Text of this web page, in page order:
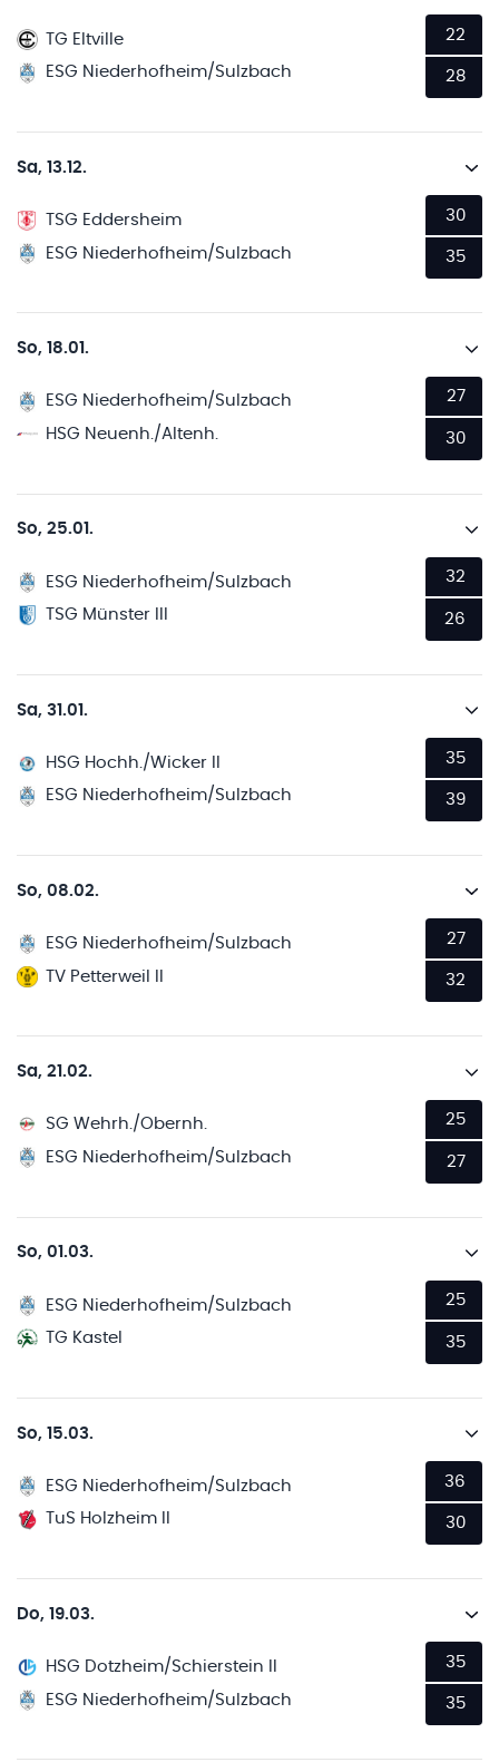
TG Eltville
ESG Niederhofheim/Sulzbach
22
28
Sa, 13.12.
TSG Eddersheim
ESG Niederhofheim/Sulzbach
30
35
So, 18.01.
ESG Niederhofheim/Sulzbach
HSG Neuenh./Altenh.
27
30
So, 25.01.
ESG Niederhofheim/Sulzbach
TSG Münster III
32
26
Sa, 31.01.
HSG Hochh./Wicker II
ESG Niederhofheim/Sulzbach
35
39
So, 08.02.
ESG Niederhofheim/Sulzbach
TV Petterweil II
27
32
Sa, 21.02.
SG Wehrh./Obernh.
ESG Niederhofheim/Sulzbach
25
27
So, 01.03.
ESG Niederhofheim/Sulzbach
TG Kastel
25
35
So, 15.03.
ESG Niederhofheim/Sulzbach
TuS Holzheim II
36
30
Do, 19.03.
HSG Dotzheim/Schierstein II
ESG Niederhofheim/Sulzbach
35
35